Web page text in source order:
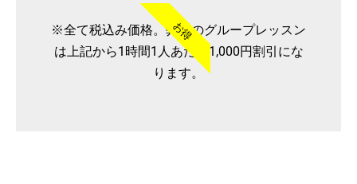
お得
※全て税込み価格。弊社のグループレッスン
は上記から1時間1人あたり1,000円割引にな
ります。